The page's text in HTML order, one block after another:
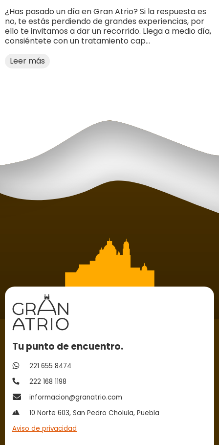
¿Has pasado un día en Gran Atrio? Si la respuesta es
no, te estás perdiendo de grandes experiencias, por
ello te invitamos a dar un recorrido. Llega a medio día,
consiéntete con un tratamiento cap...
Leer más
Tu punto de encuentro.
221 655 8474
222 168 1198
informacion@granatrio.com
10 Norte 603, San Pedro Cholula, Puebla
Aviso de privacidad